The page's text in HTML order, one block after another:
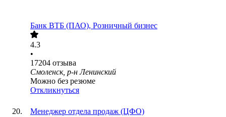
Банк ВТБ (ПАО), Розничный бизнес
4.3
•
17204 отзыва
Смоленск, р-н Ленинский
Можно без резюме
Откликнуться
Менеджер отдела продаж (ЦФО)